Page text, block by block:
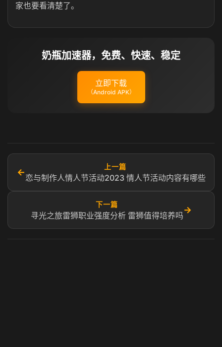
家也要看清楚了。
奶瓶加速器，免费、快速、稳定
立即下载
（Android APK）
←
上一篇
恋与制作人情人节活动2023 情人节活动内容有哪些
下一篇
寻光之旅雷狮职业强度分析 雷狮值得培养吗
→